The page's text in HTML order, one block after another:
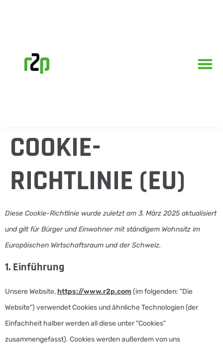
COOKIE-
RICHTLINIE (EU)
Diese Cookie-Richtlinie wurde zuletzt am 3. März 2025 aktualisiert
und gilt für Bürger und Einwohner mit ständigem Wohnsitz im
Europäischen Wirtschaftsraum und der Schweiz.
1. Einführung
Unsere Website, https://www.r2p.com (im folgenden: "Die
Website") verwendet Cookies und ähnliche Technologien (der
Einfachheit halber werden all diese unter "Cookies"
zusammengefasst). Cookies werden außerdem von uns